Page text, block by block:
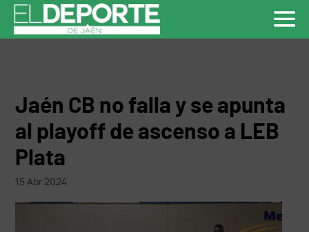
Jaén CB no falla y se apunta
al playoff de ascenso a LEB
Plata
15 Abr 2024